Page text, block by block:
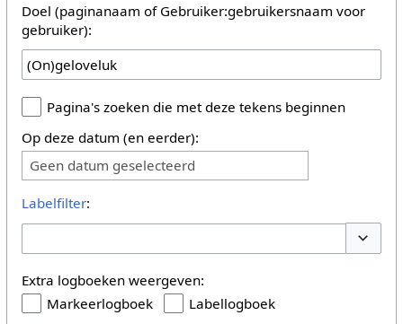
Doel (paginanaam of Gebruiker:gebruikersnaam voor
gebruiker):
Pagina's zoeken die met deze tekens beginnen
Op deze datum (en eerder):
Geen datum geselecteerd
Labelfilter:
Extra logboeken weergeven:
Markeerlogboek
Labellogboek